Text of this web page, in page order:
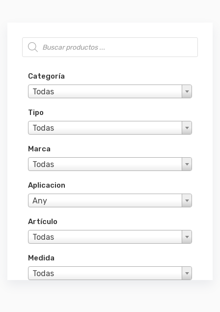
Búsqueda de productos
Categoría
Todas
Tipo
Todas
Marca
Todas
Aplicacion
Any
Artículo
Todas
Medida
Todas